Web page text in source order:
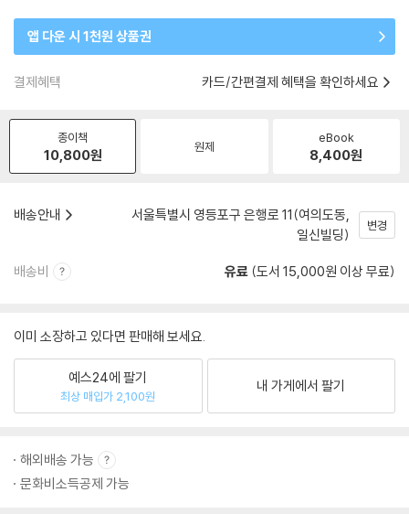
앱 다운 시 1천원 상품권
결제혜택 카드/간편결제 혜택을 확인하세요
종이책
10,800원 원제
eBook
8,400원
배송안내
서울특별시 영등포구 은행로 11(여의도동,
일신빌딩)
변경
배송비 유료 (도서 15,000원 이상 무료)
이미 소장하고 있다면 판매해 보세요.
예스24에 팔기
최상 매입가 2,100원
내 가게에서 팔기
해외배송 가능
문화비소득공제 가능